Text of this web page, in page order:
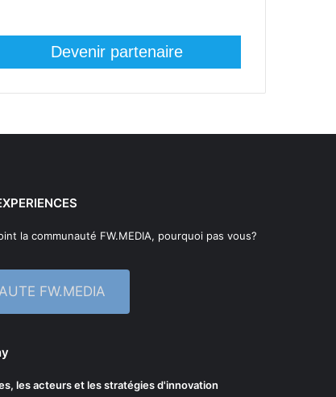
Devenir partenaire
la communauté FW.MEDIA, pourquoi pas vous?
FW.MEDIA
les acteurs et les stratégies d'innovation